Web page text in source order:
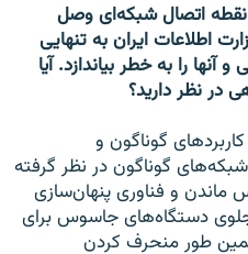
نقطه اتصال شبکه‌ای وصل
ایران به تنهایی
آنها را به خطر بیاندازد. آیا
در نظر دارید؟
گوناگون و
گوناگون در نظر گرفته
و فناوری پنهان‌سازی
دستگاه‌های جاسوس برای
طور منحرف کردن